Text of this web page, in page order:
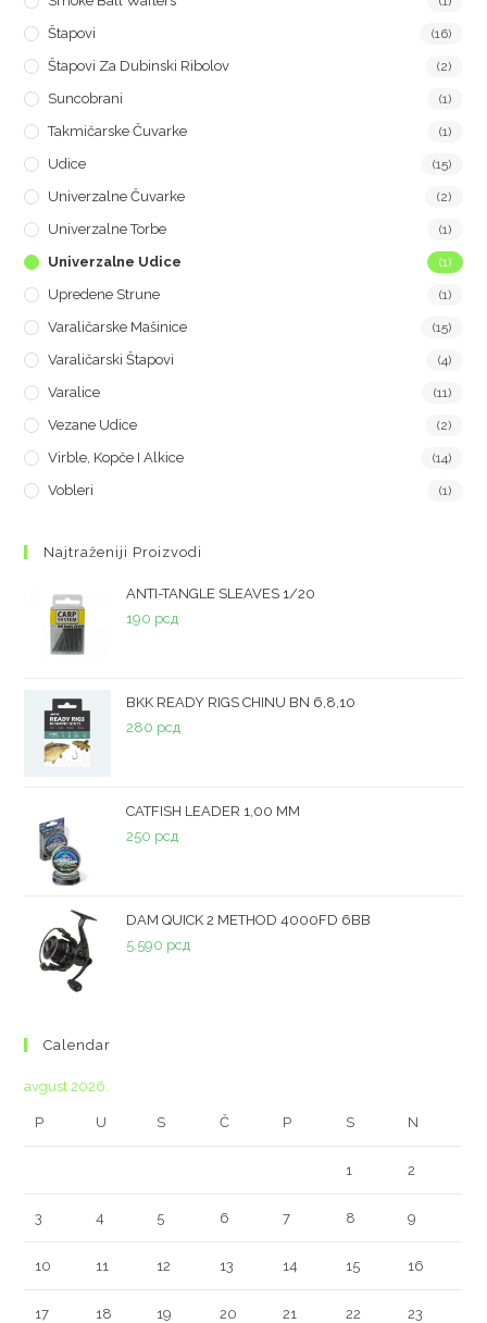
Štapovi (16)
Štapovi Za Dubinski Ribolov (2)
Suncobrani (1)
Takmičarske Čuvarke (1)
Udice (15)
Univerzalne Čuvarke (2)
Univerzalne Torbe (1)
Univerzalne Udice (1)
Upredene Strune (1)
Varaličarske Mašinice (15)
Varaličarski Štapovi (4)
Varalice (11)
Vezane Udice (2)
Virble, Kopče I Alkice (14)
Vobleri (1)
Najtraženiji Proizvodi
ANTI-TANGLE SLEAVES 1/20
190 рсд
BKK READY RIGS CHINU BN 6,8,10
280 рсд
CATFISH LEADER 1,00 MM
250 рсд
DAM QUICK 2 METHOD 4000FD 6BB
5.590 рсд
Calendar
avgust 2026.
P U S Č P S N
1 2
3 4 5 6 7 8 9
10 11 12 13 14 15 16
17 18 19 20 21 22 23